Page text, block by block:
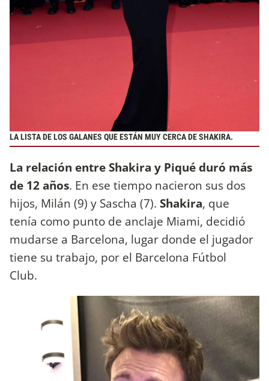
LA LISTA DE LOS GALANES QUE ESTÁN MUY CERCA DE SHAKIRA.
La relación entre Shakira y Piqué duró más
de 12 años. En ese tiempo nacieron sus dos
hijos, Milán (9) y Sascha (7). Shakira, que
tenía como punto de anclaje Miami, decidió
mudarse a Barcelona, lugar donde el jugador
tiene su trabajo, por el Barcelona Fútbol
Club.